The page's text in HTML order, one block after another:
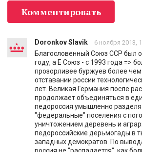
Комментировать
Doronkov Slavik 6 ноября 2013,
Благословенный Союз ССР был
году, а Е Союз - с 1993 года =>
прозорливее буржуев более чем
отставании россии
лет. Великая Германия после
продолжает объединяться в
педороссия умышленно
"федеральные" поселения с
уничтожением деревень и
педороссийские дерьмогады в
западных демократов. По